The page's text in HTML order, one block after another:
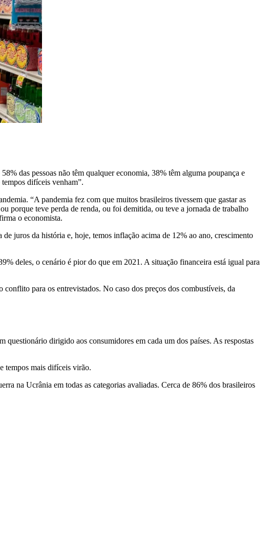
das pessoas não têm qualquer economia, 38% têm alguma poupança e
difíceis venham”.
“A pandemia fez com que muitos brasileiros tivessem que gastar as
porque teve perda de renda, ou foi demitida, ou teve a jornada de trabalho
o economista.
juros da história e, hoje, temos inflação acima de 12% ao ano, crescimento
deles, o cenário é pior do que em 2021. A situação financeira está igual para
para os entrevistados. No caso dos preços dos combustíveis, da
dirigido aos consumidores em cada um dos países. As respostas
tempos mais difíceis virão.
na Ucrânia em todas as categorias avaliadas. Cerca de 86% dos brasileiros